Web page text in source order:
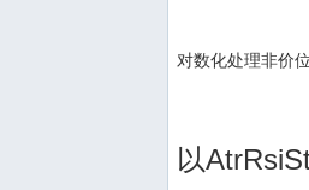
对数化处理非价
以